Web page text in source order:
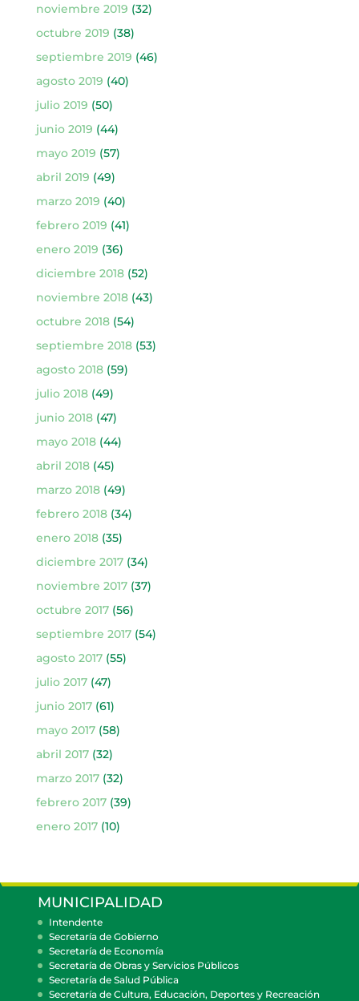
noviembre 2019 (32)
octubre 2019 (38)
septiembre 2019 (46)
agosto 2019 (40)
julio 2019 (50)
junio 2019 (44)
mayo 2019 (57)
abril 2019 (49)
marzo 2019 (40)
febrero 2019 (41)
enero 2019 (36)
diciembre 2018(52)
noviembre 2018(43)
octubre 2018(54)
septiembre 2018(53)
agosto 2018(59)
julio 2018(49)
junio 2018(47)
mayo 2018(44)
abril 2018(45)
marzo 2018(49)
febrero 2018(34)
enero 2018(35)
diciembre 2017(34)
noviembre 2017(37)
octubre 2017(56)
septiembre 2017(54)
agosto 2017(55)
julio 2017(47)
junio 2017(61)
mayo 2017(58)
abril 2017(32)
marzo 2017(32)
febrero 2017(39)
enero 2017(10)
MUNICIPALIDAD
Intendente
Secretaría de Gobierno
Secretaría de Economía
Secretaría de Obras y Servicios Públicos
Secretaría de Salud Pública
Secretaría de Cultura, Educación, Deportes y Recreación